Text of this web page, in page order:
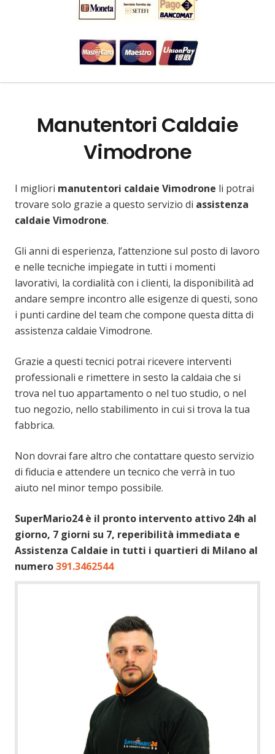
Manutentori Caldaie
Vimodrone
I migliori manutentori caldaie Vimodrone li potrai
trovare solo grazie a questo servizio di assistenza
caldaie Vimodrone.
Gli anni di esperienza, l’attenzione sul posto di lavoro
e nelle tecniche impiegate in tutti i momenti
lavorativi, la cordialità con i clienti, la disponibilità ad
andare sempre incontro alle esigenze di questi, sono
i punti cardine del team che compone questa ditta di
assistenza caldaie Vimodrone.
Grazie a questi tecnici potrai ricevere interventi
professionali e rimettere in sesto la caldaia che si
trova nel tuo appartamento o nel tuo studio, o nel
tuo negozio, nello stabilimento in cui si trova la tua
fabbrica.
Non dovrai fare altro che contattare questo servizio
di fiducia e attendere un tecnico che verrà in tuo
aiuto nel minor tempo possibile.
SuperMario24 è il pronto intervento attivo 24h al
giorno, 7 giorni su 7, reperibilità immediata e
Assistenza Caldaie in tutti i quartieri di Milano al
numero391.3462544